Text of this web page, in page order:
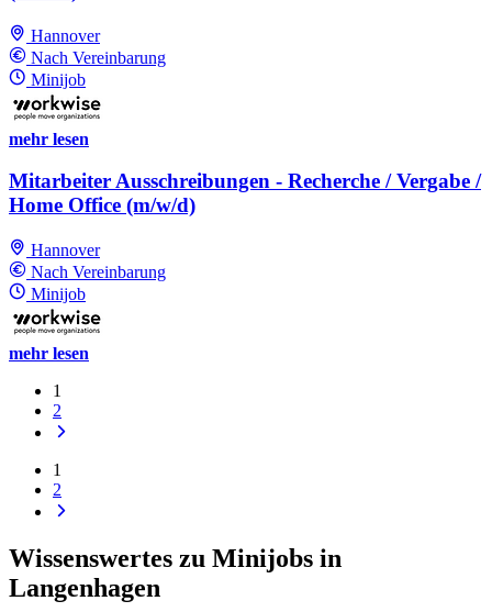
Hannover
Nach Vereinbarung
Minijob
mehr lesen
Mitarbeiter Ausschreibungen - Recherche / Vergabe /
Home Office (m/w/d)
Hannover
Nach Vereinbarung
Minijob
mehr lesen
1
2
1
2
Wissenswertes zu Minijobs in
Langenhagen